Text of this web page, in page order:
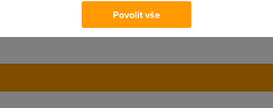
Podle meho urcite to nejako dobu bude trvat, lide uz si
zvykli.musime cekat na nejakou vetsi pecku!:))
Povolit vše